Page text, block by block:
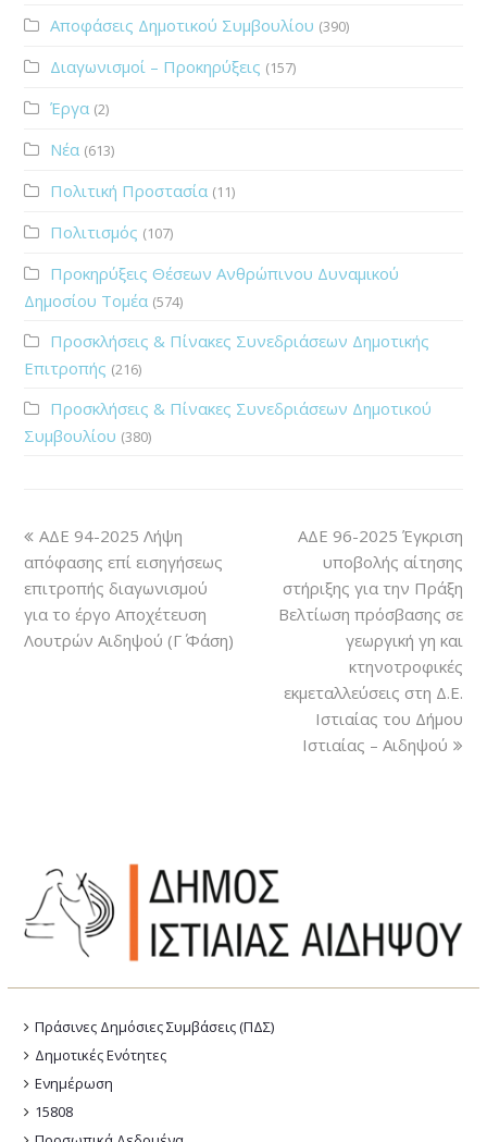
Αποφάσεις Δημοτικού Συμβουλίου (390)
Διαγωνισμοί – Προκηρύξεις (157)
Έργα (2)
Νέα (613)
Πολιτική Προστασία (11)
Πολιτισμός (107)
Προκηρύξεις Θέσεων Ανθρώπινου Δυναμικού
Δημοσίου Τομέα (574)
Προσκλήσεις & Πίνακες Συνεδριάσεων Δημοτικής
Επιτροπής (216)
Προσκλήσεις & Πίνακες Συνεδριάσεων Δημοτικού
Συμβουλίου (380)
ΑΔΕ 94-2025 Λήψη
απόφασης επί εισηγήσεως
επιτροπής διαγωνισμού
για το έργο Αποχέτευση
Λουτρών Αιδηψού (Γ΄ Φάση)
ΑΔΕ 96-2025 Έγκριση
υποβολής αίτησης
στήριξης για την Πράξη
Βελτίωση πρόσβασης σε
γεωργική γη και
κτηνοτροφικές
εκμεταλλεύσεις στη Δ.Ε.
Ιστιαίας του Δήμου
Ιστιαίας – Αιδηψού
Πράσινες Δημόσιες Συμβάσεις (ΠΔΣ)
Δημοτικές Ενότητες
Ενημέρωση
15808